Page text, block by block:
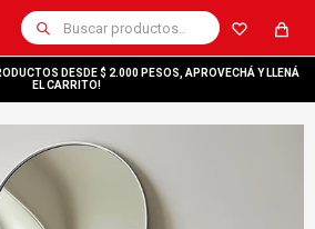
DESDE $ 2.000 PESOS, APROVECHÁ Y LLENÁ
EL CARRITO!